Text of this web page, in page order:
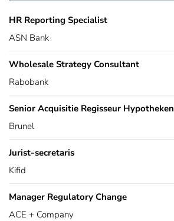
HR Reporting Specialist
ASN Bank
Wholesale Strategy Consultant
Rabobank
Senior Acquisitie Regisseur Hypotheken
Brunel
Jurist-secretaris
Kifid
Manager Regulatory Change
ACE + Company